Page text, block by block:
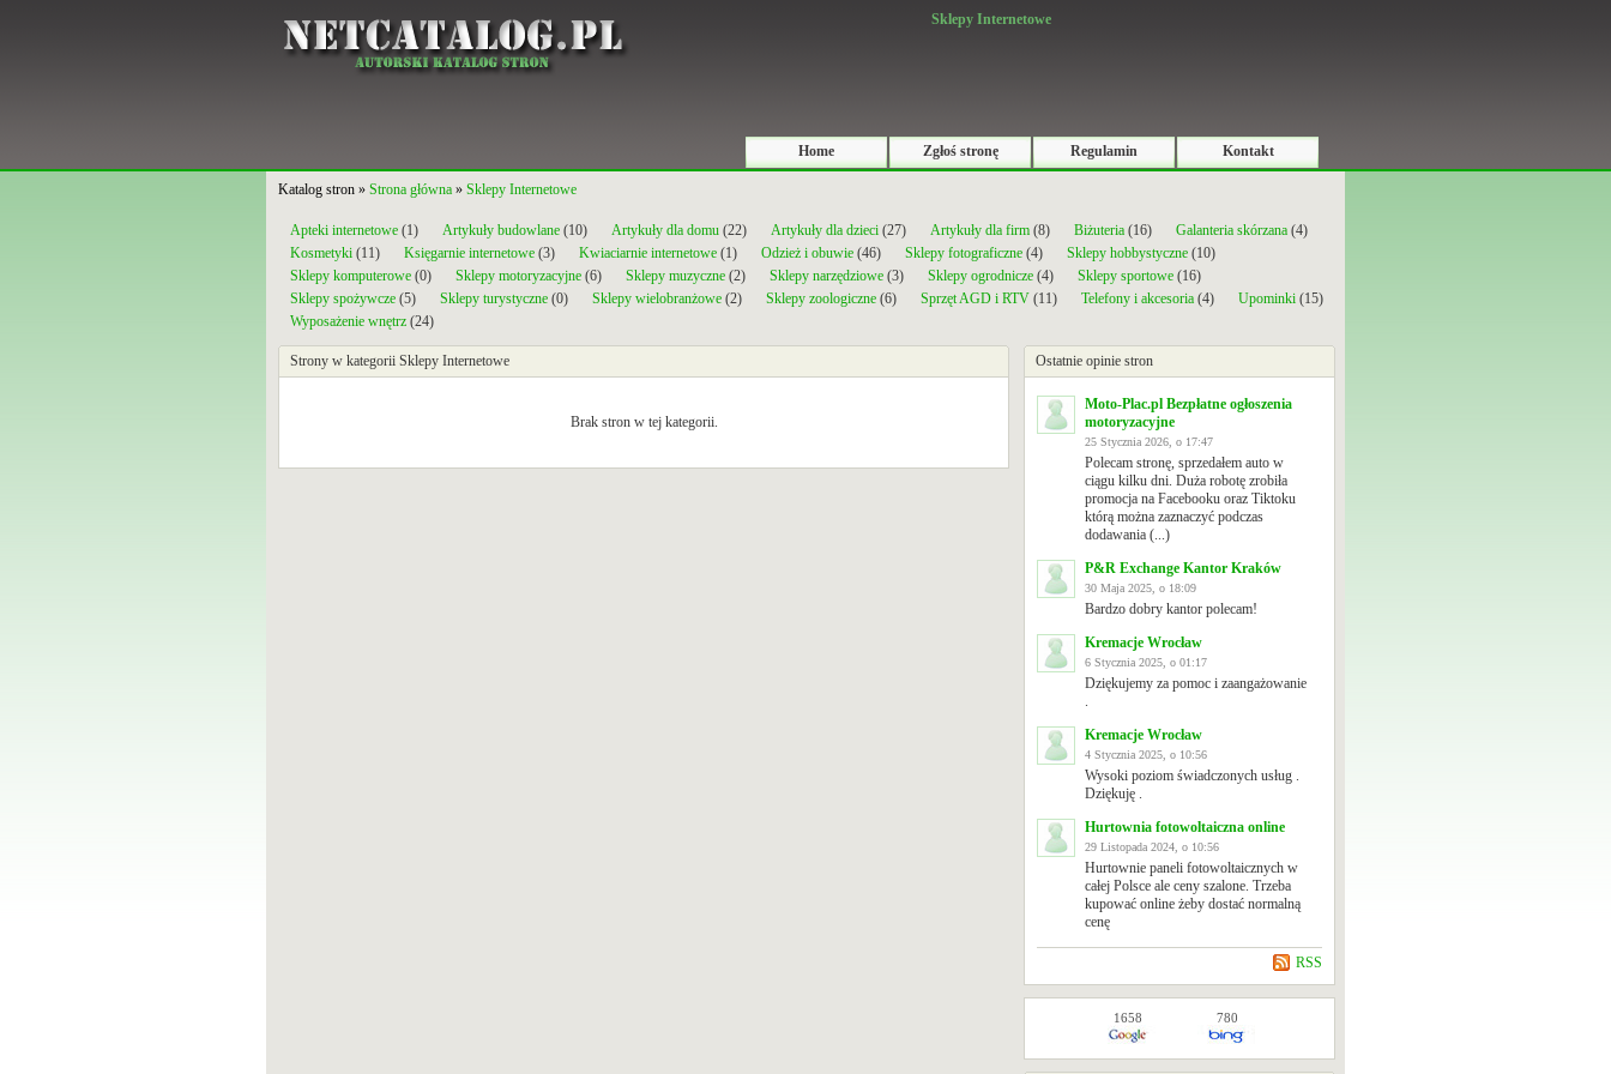
Sklepy Internetowe
Home Zgłoś stronę Regulamin Kontakt
Katalog stron » Strona główna » Sklepy Internetowe
Apteki internetowe (1) Artykuły budowlane (10) Artykuły dla domu (22) Artykuły dla dzieci (27) Artykuły dla firm (8) Biżuteria (16) Galanteria skórzana (4)
Kosmetyki (11) Księgarnie internetowe (3) Kwiaciarnie internetowe (1) Odzież i obuwie (46) Sklepy fotograficzne (4) Sklepy hobbystyczne (10)
Sklepy komputerowe (0) Sklepy motoryzacyjne (6) Sklepy muzyczne (2) Sklepy narzędziowe (3) Sklepy ogrodnicze (4) Sklepy sportowe (16)
Sklepy spożywcze (5) Sklepy turystyczne (0) Sklepy wielobranżowe (2) Sklepy zoologiczne (6) Sprzęt AGD i RTV (11) Telefony i akcesoria (4) Upominki (15)
Wyposażenie wnętrz (24)
Strony w kategorii Sklepy Internetowe
Brak stron w tej kategorii.
Ostatnie opinie stron
Moto-Plac.pl Bezpłatne ogłoszenia
motoryzacyjne
25 Stycznia 2026, o 17:47
Polecam stronę, sprzedałem auto w
ciągu kilku dni. Duża robotę zrobiła
promocja na Facebooku oraz Tiktoku
którą można zaznaczyć podczas
dodawania (...)
P&R Exchange Kantor Kraków
30 Maja 2025, o 18:09
Bardzo dobry kantor polecam!
Kremacje Wrocław
6 Stycznia 2025, o 01:17
Dziękujemy za pomoc i zaangażowanie
.
Kremacje Wrocław
4 Stycznia 2025, o 10:56
Wysoki poziom świadczonych usług .
Dziękuję .
Hurtownia fotowoltaiczna online
29 Listopada 2024, o 10:56
Hurtownie paneli fotowoltaicznych w
całej Polsce ale ceny szalone. Trzeba
kupować online żeby dostać normalną
cenę
RSS
1658 780